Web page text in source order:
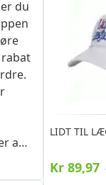
du
at
9
og
LIDT TIL
Kr 89,97